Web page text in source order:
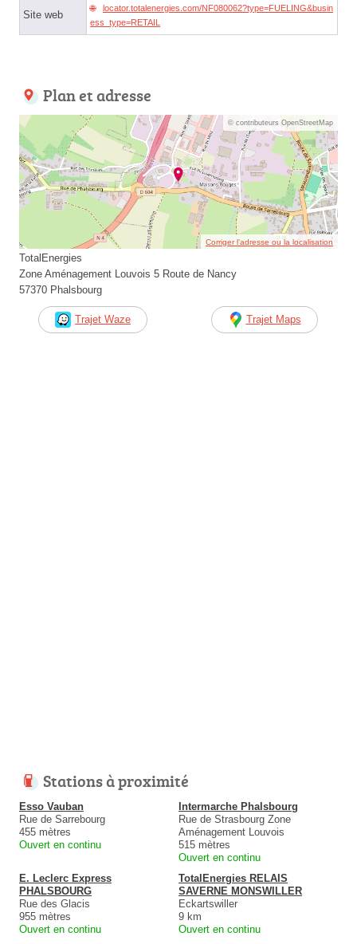
Site web
locator.totalenergies.com/NF080062?type=FUELING&busin
ess_type=RETAIL
Plan et adresse
© contributeurs OpenStreetMap
Corriger l’adresse ou la localisation
TotalEnergies
Zone Aménagement Louvois 5 Route de Nancy
57370 Phalsbourg
Trajet Waze Trajet Maps
Stations à proximité
Esso Vauban
Rue de Sarrebourg
455 mètres
Ouvert en continu
Intermarche Phalsbourg
Rue de Strasbourg Zone
Aménagement Louvois
515 mètres
Ouvert en continu
E. Leclerc Express
PHALSBOURG
Rue des Glacis
955 mètres
Ouvert en continu
TotalEnergies RELAIS
SAVERNE MONSWILLER
Eckartswiller
9 km
Ouvert en continu